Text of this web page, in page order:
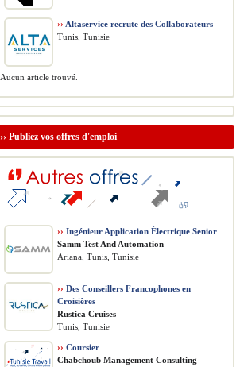
›› Altaservice recrute des Collaborateurs
Tunis, Tunisie
Aucun article trouvé.
›› Publiez vos offres d'emploi
›› Ingénieur Application Électrique Senior
Samm Test And Automation
Ariana, Tunis, Tunisie
›› Des Conseillers Francophones en
Croisières
Rustica Cruises
Tunis, Tunisie
›› Coursier
Chabchoub Management Consulting